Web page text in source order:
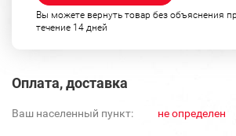
Вы можете вернуть товар без объяснения
течение 14 дней
Оплата, доставка
Ваш населенный пункт: не определен